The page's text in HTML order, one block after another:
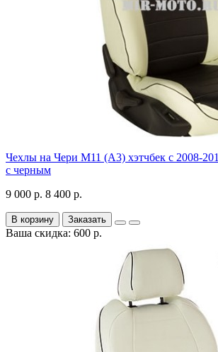
Чехлы на Чери М11 (А3) хэтчбек с 2008-
с черным
9 000 р. 8 400 р.
В корзину Заказать
Ваша скидка: 600 р.